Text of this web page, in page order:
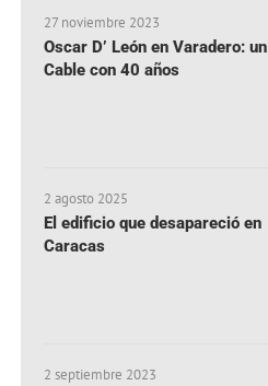
27 noviembre 2023
Oscar D’ León en Varadero: un
Cable con 40 años
2 agosto 2025
El edificio que desapareció en
Caracas
2 septiembre 2023